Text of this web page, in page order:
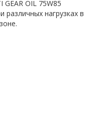
GEAR OIL 75W85
нагрузках в